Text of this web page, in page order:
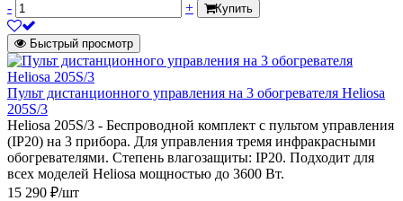
-
+ Купить
Быстрый просмотр
Пульт дистанционного управления на 3 обогревателя Heliosa
205S/3
Heliosa 205S/3 - Беспроводной комплект c пультом управления
(IP20) на 3 прибора. Для управления тремя инфракрасными
обогревателями. Степень влагозащиты: IP20. Подходит для
всех моделей Heliosa мощностью до 3600 Вт.
15 290 ₽/шт